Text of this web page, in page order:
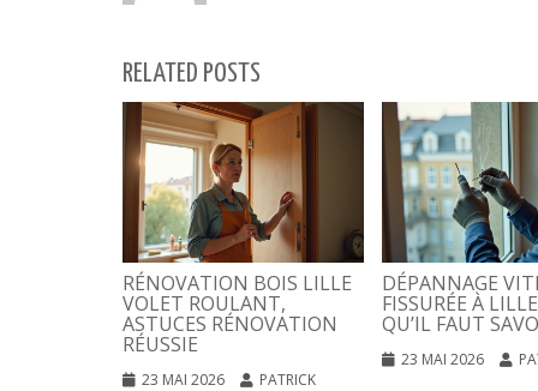
RELATED POSTS
RÉNOVATION BOIS LILLE
VOLET ROULANT,
ASTUCES RÉNOVATION
RÉUSSIE
23 MAI 2026 PATRICK
DÉPANNAGE
FISSURÉE À
QU’IL FAUT
23 MAI 2026